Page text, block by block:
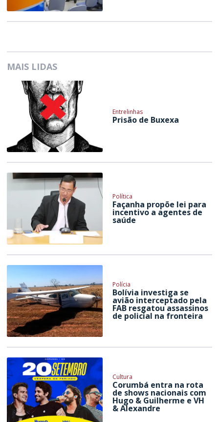
MAIS LIDAS
Entrelinhas
Prisão de Buxexa
Política
Façanha propõe lei para
incentivo a agentes de
saúde
Polícia
Bolívia investiga se
avião interceptado pela
FAB resgatou assassinos
de policial na fronteira
Cultura
Corumbá entra na rota
de shows nacionais com
Hugo & Guilherme e VH
& Alexandre